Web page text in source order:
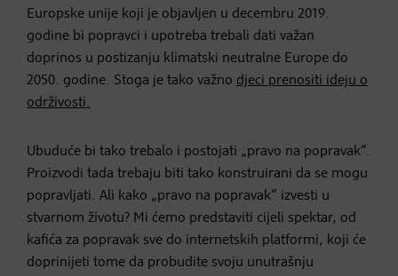
Europske unije koji je objavljen u decembru 2019.
godine bi popravci i upotreba trebali dati važan
doprinos u postizanju klimatski neutralne Europe do
2050. godine. Stoga je tako važno djeci prenositi ideju o
održivosti.
Ubuduće bi tako trebalo i postojati „pravo na popravak“.
Proizvodi tada trebaju biti tako konstruirani da se mogu
popravljati. Ali kako „pravo na popravak“ izvesti u
stvarnom životu? Mi ćemo predstaviti cijeli spektar, od
kafića za popravak sve do internetskih platformi, koji će
doprinijeti tome da probudite svoju unutrašnju